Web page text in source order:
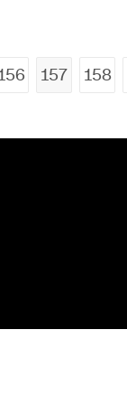
157 158